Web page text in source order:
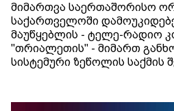
მიმართვა საერთაშორისო
საქართველოში
მაუწყებლის - ტელე-რადიო
"თრიალეთის" - მიმართ
სისტემური ზეწოლის საქმის